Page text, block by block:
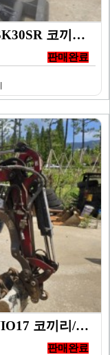
코벨코/굴삭기/3톤 미니굴삭기/SK30SR 코끼리/20…
판매완료
얀마/굴삭기/1.7톤 미니굴삭기/VIO17 코끼리/20…
판매완료